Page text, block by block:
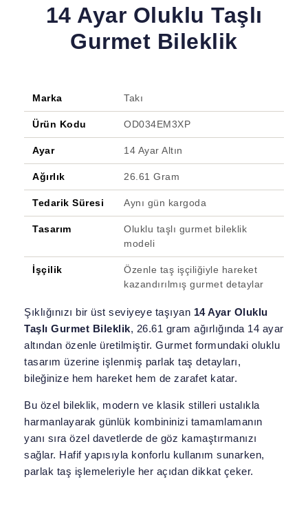
14 Ayar Oluklu Taşlı
Gurmet Bileklik
Marka Takı
Ürün Kodu OD034EM3XP
Ayar 14 Ayar Altın
Ağırlık 26.61 Gram
Tedarik Süresi Aynı gün kargoda
Tasarım
Oluklu taşlı gurmet bileklik
modeli
İşçilik
Özenle taş işçiliğiyle hareket
kazandırılmış gurmet detaylar
Şıklığınızı bir üst seviyeye taşıyan 14 Ayar Oluklu
Taşlı Gurmet Bileklik, 26.61 gram ağırlığında 14 ayar
altından özenle üretilmiştir. Gurmet formundaki oluklu
tasarım üzerine işlenmiş parlak taş detayları,
bileğinize hem hareket hem de zarafet katar.
Bu özel bileklik, modern ve klasik stilleri ustalıkla
harmanlayarak günlük kombininizi tamamlamanın
yanı sıra özel davetlerde de göz kamaştırmanızı
sağlar. Hafif yapısıyla konforlu kullanım sunarken,
parlak taş işlemeleriyle her açıdan dikkat çeker.